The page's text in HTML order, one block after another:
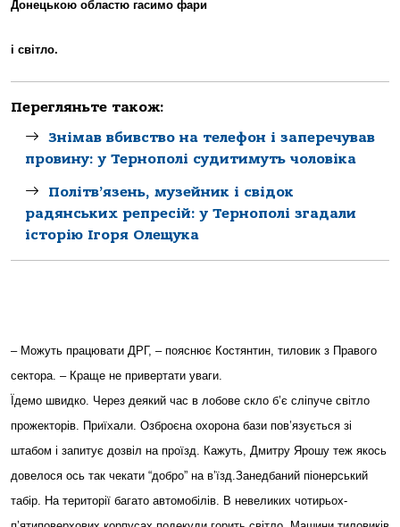
Донецькою областю гасимо фари
і світло.
Перегляньте також:
Знімав вбивство на телефон і заперечував
провину: у Тернополі судитимуть чоловіка
Політв’язень, музейник і свідок
радянських репресій: у Тернополі згадали
історію Ігоря Олещука
– Можуть працювати ДРГ, – пояснює Костянтин, тиловик з Правого
сектора. – Краще не привертати уваги.
Їдемо швидко. Через деякий час в лобове скло б’є сліпуче світло
прожекторів. Приїхали. Озброєна охорона бази пов’язується зі
штабом і запитує дозвіл на проїзд. Кажуть, Дмитру Ярошу теж якось
довелося ось так чекати “добро” на в’їзд.Занедбаний піонерський
табір. На території багато автомобілів. В невеликих чотирьох-